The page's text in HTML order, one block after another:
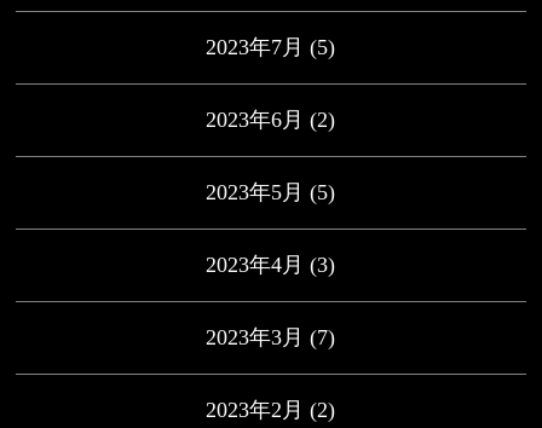
2023年7月 (5)
2023年6月 (2)
2023年5月 (5)
2023年4月 (3)
2023年3月 (7)
2023年2月 (2)